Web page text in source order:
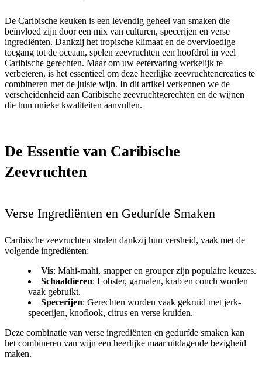
De Caribische keuken is een levendig geheel van smaken die
beïnvloed zijn door een mix van culturen, specerijen en verse
ingrediënten. Dankzij het tropische klimaat en de overvloedige
toegang tot de oceaan, spelen zeevruchten een hoofdrol in veel
Caribische gerechten. Maar om uw eetervaring werkelijk te
verbeteren, is het essentieel om deze heerlijke zeevruchtencreaties te
combineren met de juiste wijn. In dit artikel verkennen we de
verscheidenheid aan Caribische zeevruchtgerechten en de wijnen
die hun unieke kwaliteiten aanvullen.
De Essentie van Caribische
Zeevruchten
Verse Ingrediënten en Gedurfde Smaken
Caribische zeevruchten stralen dankzij hun versheid, vaak met de
volgende ingrediënten:
Vis: Mahi-mahi, snapper en grouper zijn populaire keuzes.
Schaaldieren: Lobster, garnalen, krab en conch worden
vaak gebruikt.
Specerijen: Gerechten worden vaak gekruid met jerk-
specerijen, knoflook, citrus en verse kruiden.
Deze combinatie van verse ingrediënten en gedurfde smaken kan
het combineren van wijn een heerlijke maar uitdagende bezigheid
maken.